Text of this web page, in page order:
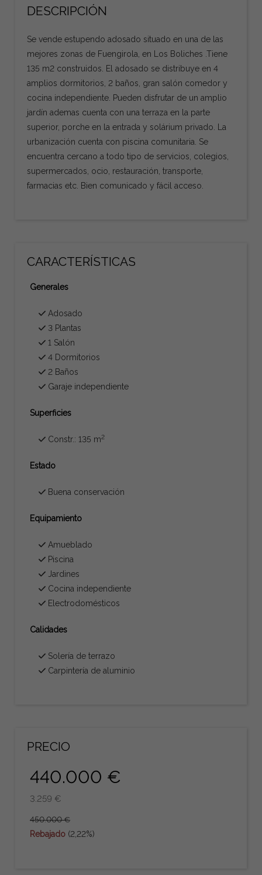
DESCRIPCIÓN
Se vende estupendo adosado situado en una de las
mejores zonas de Fuengirola, en Los Boliches .Tiene
135 m2 construidos. El adosado se distribuye en 4
amplios dormitorios, 2 baños, gran salón comedor y
cocina independiente. Pueden disfrutar de un amplio
jardín ademas cuenta con una terraza en la parte
superior, porche en la entrada y solárium privado. La
urbanización cuenta con piscina comunitaria. Se
encuentra cercano a todo tipo de servicios, colegios,
supermercados, ocio, restauración, transporte,
farmacias etc. Bien comunicado y fácil acceso.
CARACTERÍSTICAS
Generales
Adosado
3 Plantas
1 Salón
4 Dormitorios
2 Baños
Garaje independiente
Superficies
Constr.: 135 m2
Estado
Buena conservación
Equipamiento
Amueblado
Piscina
Jardines
Cocina independiente
Electrodomésticos
Calidades
Solería de terrazo
Carpintería de aluminio
PRECIO
440.000 €
3.259 €
450.000 €
Rebajado (2,22%)